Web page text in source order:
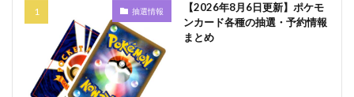
抽選情報
【2026年8月6日更新】ポケモ
ンカード各種の抽選・予約情報
まとめ